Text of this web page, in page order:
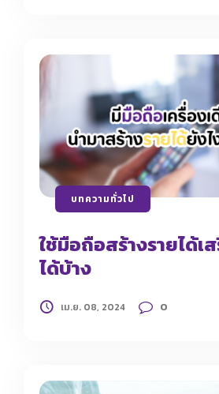
บทความทั่วไป
ใช้มือถือสร้างรายได้เ
ได้บ้าง
เม.ย. 08, 2024 0